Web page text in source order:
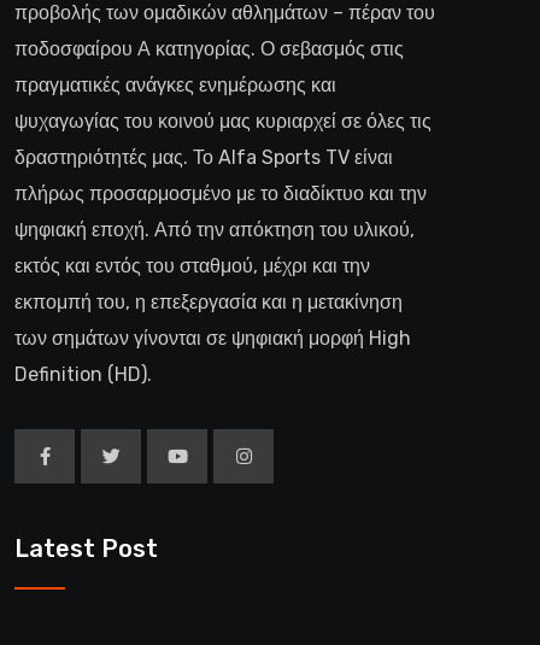
προβολής των ομαδικών αθλημάτων – πέραν του
ποδοσφαίρου Α κατηγορίας. Ο σεβασμός στις
πραγματικές ανάγκες ενημέρωσης και
ψυχαγωγίας του κοινού μας κυριαρχεί σε όλες τις
δραστηριότητές μας. Το Alfa Sports TV είναι
πλήρως προσαρμοσμένο με το διαδίκτυο και την
ψηφιακή εποχή. Από την απόκτηση του υλικού,
εκτός και εντός του σταθμού, μέχρι και την
εκπομπή του, η επεξεργασία και η μετακίνηση
των σημάτων γίνονται σε ψηφιακή μορφή High
Definition (HD).
Latest Post